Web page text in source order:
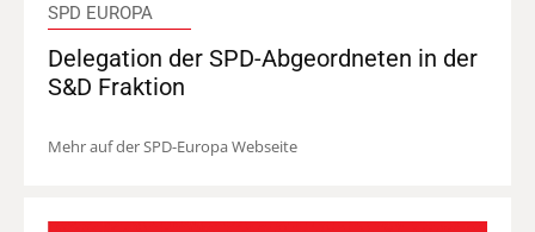
SPD EUROPA
Delegation der SPD-Abgeordneten in der
S&D Fraktion
Mehr auf der SPD-Europa Webseite